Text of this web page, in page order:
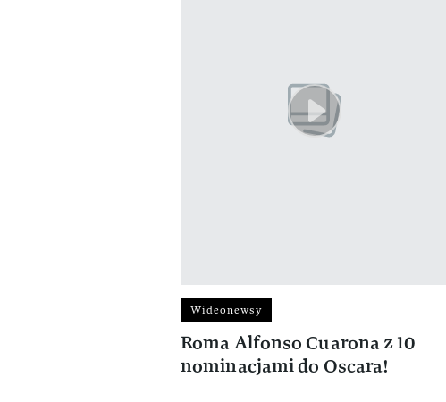
Wideonewsy
Roma Alfonso Cuarona z 10
nominacjami do Oscara!